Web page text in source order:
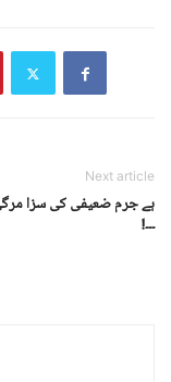
Next article
ہے جرم ضعیفی کی سزا
۔۔۔!